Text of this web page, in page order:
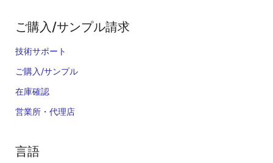
ご購入/サンプル請求
技術サポート
ご購入/サンプル
在庫確認
営業所・代理店
言語